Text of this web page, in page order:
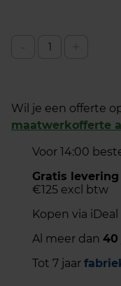
Wil je een offerte
maatwerkofferte
Voor 14:00
Gratis levering
€125 excl btw
Kopen via iDeal
Al meer dan 40
Tot 7 jaar